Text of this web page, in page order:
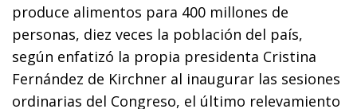
produce alimentos para 400 millones de
personas, diez veces la población del país,
según enfatizó la propia presidenta Cristina
Fernández de Kirchner al inaugurar las sesiones
ordinarias del Congreso, el último relevamiento